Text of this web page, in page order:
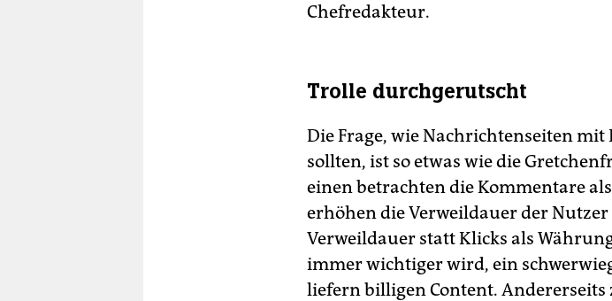
Chefredakteur.
Trolle durchgerutscht
Die Frage, wie Nachrichtenseiten
sollten, ist so etwas wie die
einen betrachten die Kommentare
erhöhen die Verweildauer der Nutzer
Verweildauer statt Klicks als
immer wichtiger wird, ein
liefern billigen Content.